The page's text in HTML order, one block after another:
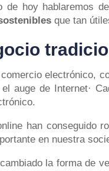
de hoy hablaremos
que tan
electrónico,
auge de Internet·
han conseguido
en nuestra
la forma de